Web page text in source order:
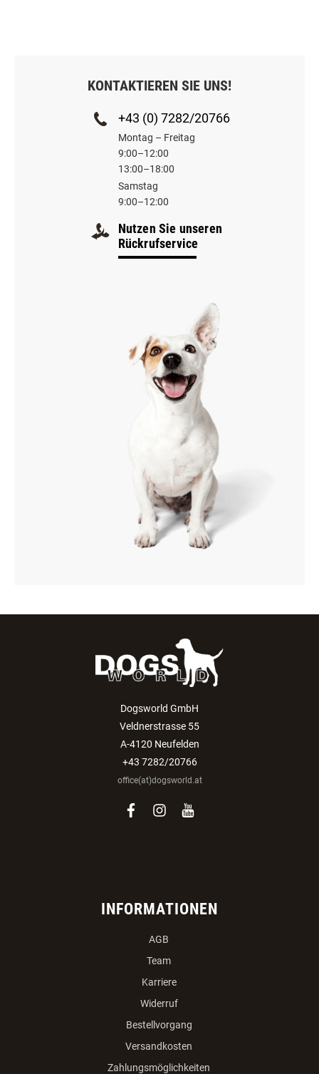
KONTAKTIEREN SIE UNS!
+43 (0) 7282/20766
Montag – Freitag
9:00–12:00
13:00–18:00
Samstag
9:00–12:00
Nutzen Sie unseren
Rückrufservice
Dogsworld GmbH
Veldnerstrasse 55
A-4120 Neufelden
+43 7282/20766
office(at)dogsworld.at
facebook
instagram
youtube
INFORMATIONEN
AGB
Team
Karriere
Widerruf
Bestellvorgang
Versandkosten
Zahlungsmöglichkeiten